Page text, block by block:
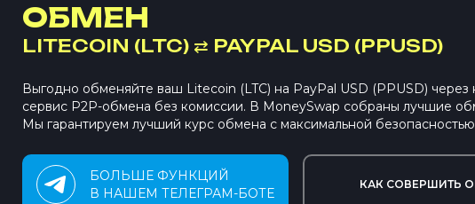
ОБМЕН
LITECOIN (LTC) ⇄ PAYPAL USD (PPUSD)
Выгодно обменяйте ваш Litecoin (LTC) на PayPal USD (PPUSD) через
сервис P2P-обмена без комиссии. В MoneySwap собраны лучшие
Мы гарантируем лучший курс обмена с максимальной
БОЛЬШЕ ФУНКЦИЙ
В НАШЕМ ТЕЛЕГРАМ-БОТЕ
КАК СОВЕРШИТЬ